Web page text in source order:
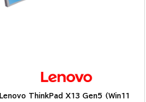
Lenovo ThinkPad X13 Gen5 (Win11